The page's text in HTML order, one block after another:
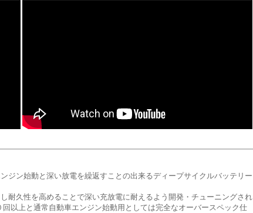
ジン始動と深い放電を繰返すことの出来るディープサイクルバッテリー
耐久性を高めることで深い充放電に耐えるよう開発・チューニングされ
以上と通常自動車エンジン始動用としては完全なオーバースペック仕